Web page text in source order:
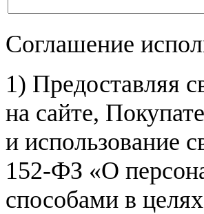
Соглашение
1) Предоставляя
на сайте,
и использование
152-ФЗ «О
способами в